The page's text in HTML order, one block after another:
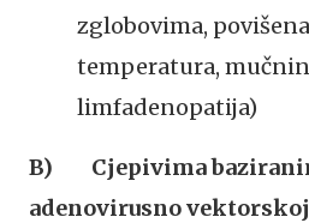
zglobovima,
temperatura,
limfadenopatija)
B) Cjepivima
adenovirusno